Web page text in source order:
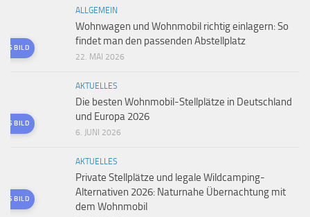
BILD
ALLGEMEIN
Wohnwagen und Wohnmobil richtig einlagern: So
findet man den passenden Abstellplatz
22. MAI 2026
BILD
AKTUELLES
Die besten Wohnmobil-Stellplätze in Deutschland
und Europa 2026
6. JUNI 2026
BILD
AKTUELLES
Private Stellplätze und legale Wildcamping-
Alternativen 2026: Naturnahe Übernachtung mit
dem Wohnmobil